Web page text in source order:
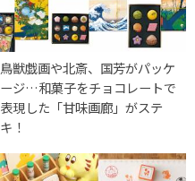
鳥獣戯画や北斎、国芳がパッケ
ージ…和菓子をチョコレートで
表現した「甘味画廊」がステ
キ！